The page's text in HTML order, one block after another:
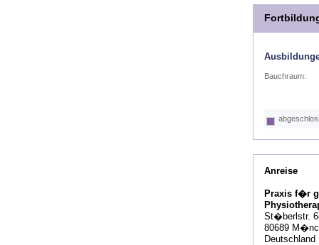
Bauchraum:
Anreise
Praxis f�r
St�berlstr.
80689
Deutschland